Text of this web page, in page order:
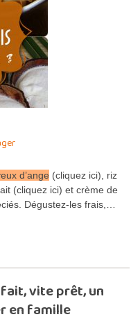
d’ange (cliquez ici), riz
(cliquez ici) et crème de
Dégustez-les frais,…
vite prêt, un
en famille